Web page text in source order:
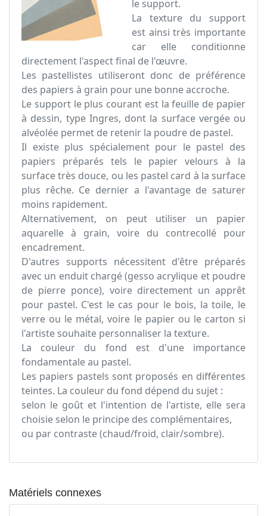
le support.
La texture du support
est ainsi très importante
car elle conditionne
directement l'aspect final de l'œuvre.
Les pastellistes utiliseront donc de préférence
des papiers à grain pour une bonne accroche.
Le support le plus courant est la feuille de papier
à dessin, type Ingres, dont la surface vergée ou
alvéolée permet de retenir la poudre de pastel.
Il existe plus spécialement pour le pastel des
papiers préparés tels le papier velours à la
surface très douce, ou les pastel card à la surface
plus rêche. Ce dernier a l'avantage de saturer
moins rapidement.
Alternativement, on peut utiliser un papier
aquarelle à grain, voire du contrecollé pour
encadrement.
D'autres supports nécessitent d'être préparés
avec un enduit chargé (gesso acrylique et poudre
de pierre ponce), voire directement un apprêt
pour pastel. C'est le cas pour le bois, la toile, le
verre ou le métal, voire le papier ou le carton si
l'artiste souhaite personnaliser la texture.
La couleur du fond est d'une importance
fondamentale au pastel.
Les papiers pastels sont proposés en différentes
teintes. La couleur du fond dépend du sujet :
selon le goût et l'intention de l'artiste, elle sera
choisie selon le principe des complémentaires,
ou par contraste (chaud/froid, clair/sombre).
Matériels connexes